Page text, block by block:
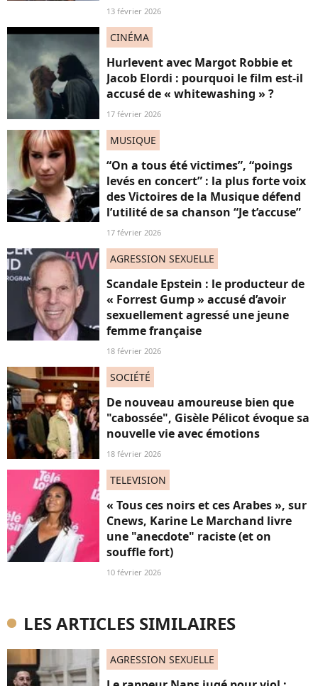
13 février 2026
CINÉMA
Hurlevent avec Margot Robbie et
Jacob Elordi : pourquoi le film est-il
accusé de « whitewashing » ?
17 février 2026
MUSIQUE
“On a tous été victimes”, “poings
levés en concert” : la plus forte voix
des Victoires de la Musique défend
l’utilité de sa chanson “Je t’accuse”
17 février 2026
AGRESSION SEXUELLE
Scandale Epstein : le producteur de
« Forrest Gump » accusé d’avoir
sexuellement agressé une jeune
femme française
18 février 2026
SOCIÉTÉ
De nouveau amoureuse bien que
"cabossée", Gisèle Pélicot évoque sa
nouvelle vie avec émotions
18 février 2026
TELEVISION
« Tous ces noirs et ces Arabes », sur
Cnews, Karine Le Marchand livre
une "anecdote" raciste (et on
souffle fort)
10 février 2026
LES ARTICLES SIMILAIRES
AGRESSION SEXUELLE